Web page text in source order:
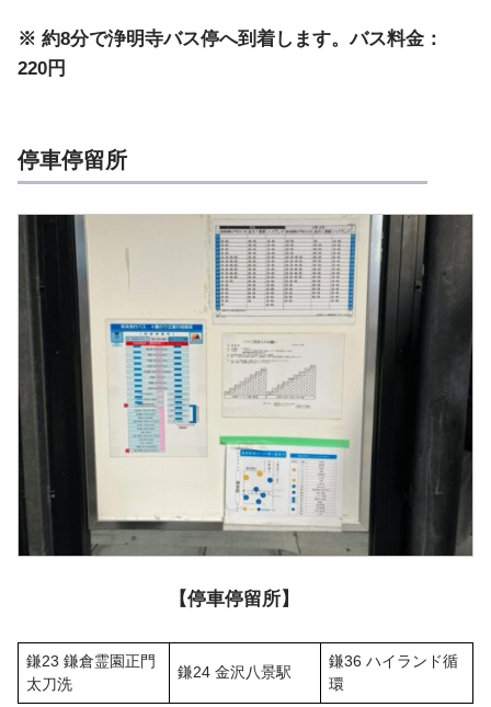
※ 約8分で浄明寺バス停へ到着します。バス料金：
220円
停車停留所
【停車停留所】
鎌23 鎌倉霊園正門
太刀洗
鎌24 金沢八景駅
鎌36 ハイランド循
環